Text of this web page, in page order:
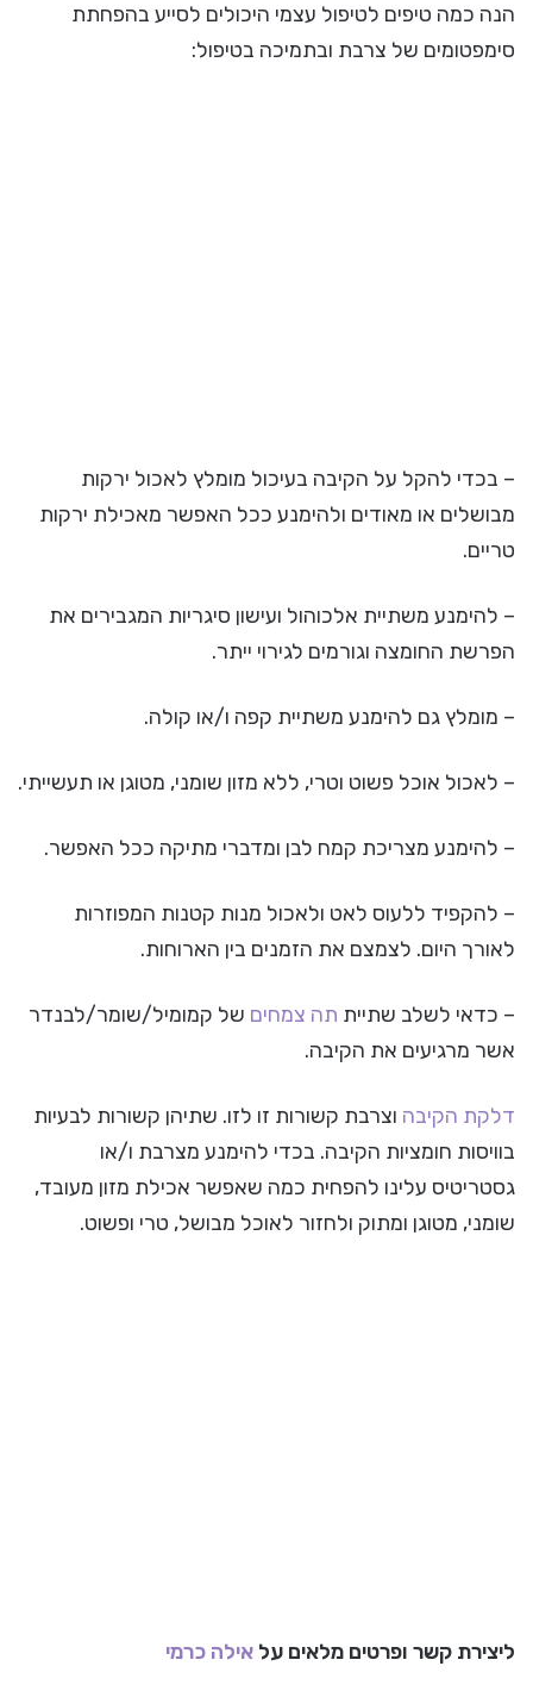
הנה כמה טיפים לטיפול עצמי היכולים לסייע בהפחתת
סימפטומים של צרבת ובתמיכה בטיפול:
– בכדי להקל על הקיבה בעיכול מומלץ לאכול ירקות
מבושלים או מאודים ולהימנע ככל האפשר מאכילת ירקות
טריים.
– להימנע משתיית אלכוהול ועישון סיגריות המגבירים את
הפרשת החומצה וגורמים לגירוי ייתר.
– מומלץ גם להימנע משתיית קפה ו/או קולה.
– לאכול אוכל פשוט וטרי, ללא מזון שומני, מטוגן או תעשייתי.
– להימנע מצריכת קמח לבן ומדברי מתיקה ככל האפשר.
– להקפיד ללעוס לאט ולאכול מנות קטנות המפוזרות
לאורך היום. לצמצם את הזמנים בין הארוחות.
– כדאי לשלב שתיית תה צמחים של קמומיל/שומר/לבנדר
אשר מרגיעים את הקיבה.
דלקת הקיבה וצרבת קשורות זו לזו. שתיהן קשורות לבעיות
בוויסות חומציות הקיבה. בכדי להימנע מצרבת ו/או
גסטריטיס עלינו להפחית כמה שאפשר אכילת מזון מעובד,
שומני, מטוגן ומתוק ולחזור לאוכל מבושל, טרי ופשוט.
ליצירת קשר ופרטים מלאים על אילה כרמי